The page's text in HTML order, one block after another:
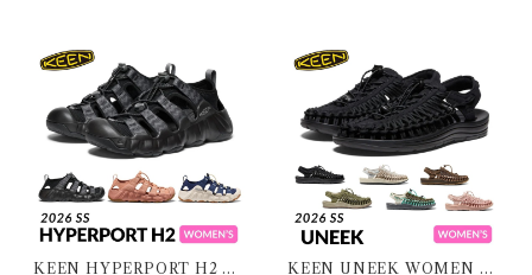
KEEN HYPERPORT H2 W KEEN UNEEK WOMEN キ